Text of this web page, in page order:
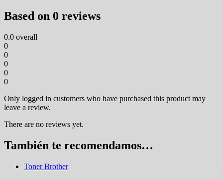
Based on 0 reviews
0.0 overall
0
0
0
0
0
Only logged in customers who have purchased this product may
leave a review.
There are no reviews yet.
También te recomendamos…
Toner Brother